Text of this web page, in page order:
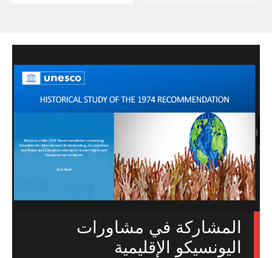
المشاركة في مشاورات
اليونسيكو الإقليمية